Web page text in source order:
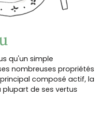
qu'un simple
nombreuses propriétés
composé actif, la
de ses vertus